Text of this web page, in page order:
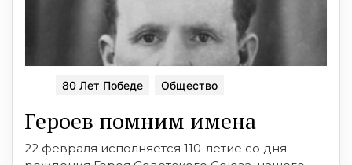
80 Лет Победе Общество
Героев помним имена
22 февраля исполняется 110-летие со дня